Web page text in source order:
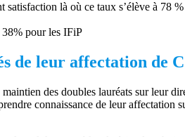
là où ce taux s’élève à 78
38% pour les IFiP
de leur affectation de
des doubles lauréats sur leur
connaissance de leur